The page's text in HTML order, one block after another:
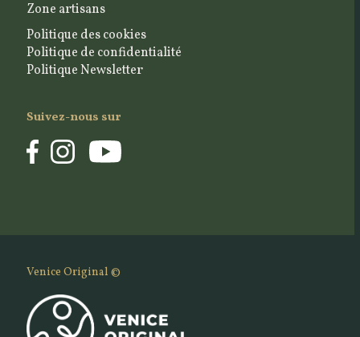
Zone artisans
Politique des cookies
Politique de confidentialité
Politique Newsletter
Suivez-nous sur
Venice Original ©